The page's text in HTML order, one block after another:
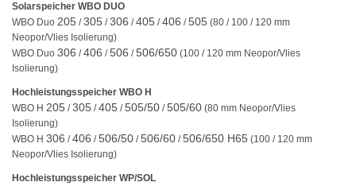
Solarspeicher WBO DUO
WBO Duo 205 /305 /306 /405 /406 /505 (80 / 100 / 120 mm
Neopor/Vlies Isolierung)
WBO Duo 306 /406 /506 /506/650 (100 / 120 mm Neopor/Vlies
Isolierung)
Hochleistungsspeicher WBO H
WBO H 205 /305 /405 /505/50 /505/60 (80 mm Neopor/Vlies
Isolierung)
WBO H 306 /406 /506/50 /506/60 /506/650 H65 (100 / 120 mm
Neopor/Vlies Isolierung)
Hochleistungsspeicher WP/SOL